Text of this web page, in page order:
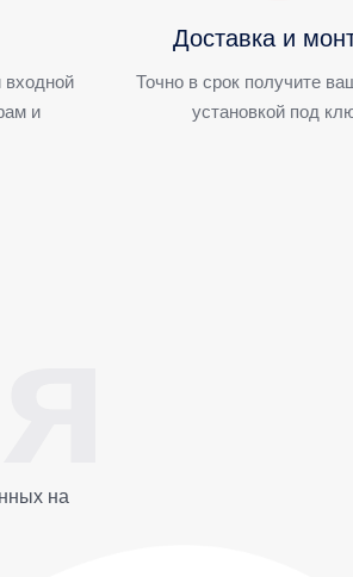
входной
и
Доставка и
Точно в срок получите
установкой под
на